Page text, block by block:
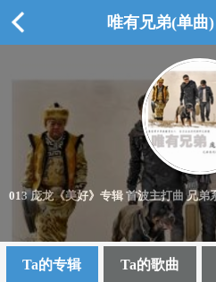
唯有兄弟(单曲
013 庞龙《美好》专辑 首波主打曲 兄弟
Ta的专辑 Ta的歌曲